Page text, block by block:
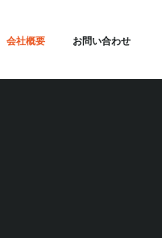
会社概要 お問い合わせ